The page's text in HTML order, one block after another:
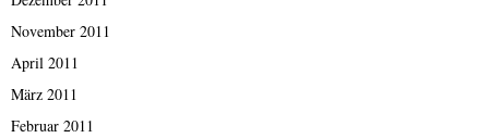
November 2011
April 2011
März 2011
Februar 2011